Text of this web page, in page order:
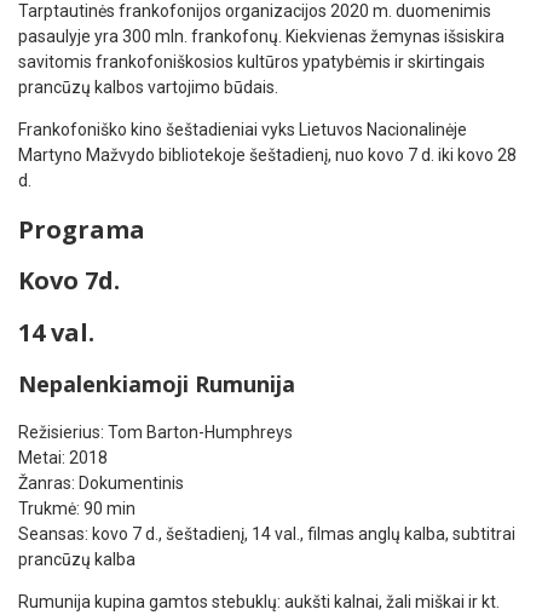
Tarptautinės frankofonijos organizacijos 2020 m. duomenimis
pasaulyje yra 300 mln. frankofonų. Kiekvienas žemynas išsiskira
savitomis frankofoniškosios kultūros ypatybėmis ir skirtingais
prancūzų kalbos vartojimo būdais.
Frankofoniško kino šeštadieniai vyks Lietuvos Nacionalinėje
Martyno Mažvydo bibliotekoje šeštadienį, nuo kovo 7 d. iki kovo 28
d.
Programa
Kovo 7d.
14 val.
Nepalenkiamoji Rumunija
Režisierius: Tom Barton-Humphreys
Metai: 2018
Žanras: Dokumentinis
Trukmė: 90 min
Seansas: kovo 7 d., šeštadienį, 14 val., filmas anglų kalba, subtitrai
prancūzų kalba
Rumunija kupina gamtos stebuklų: aukšti kalnai, žali miškai ir kt.